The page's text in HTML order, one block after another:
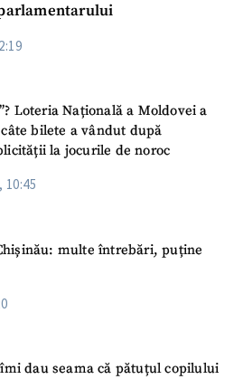
Loteria Națională a Moldovei a
bilete a vândut după
la jocurile de noroc
10:45
multe întrebări, puține
dau seama că pătuțul copilului